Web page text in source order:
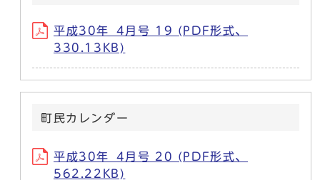
平成30年_4月号 19 (PDF形式、
330.13KB)
町民カレンダー
平成30年_4月号 20 (PDF形式、
562.22KB)